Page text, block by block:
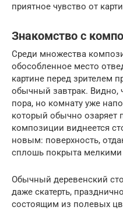
приятное чувство от
Знакомство с
Среди множества
обособленное место
картине перед зрителем
обычный завтрак. Видно,
пора, но комнату уже
который обычно озаряет
композиции виднеется
новым: поверхность,
сплошь покрыта
Обычный деревенский
даже скатерть,
состоящим из полевых